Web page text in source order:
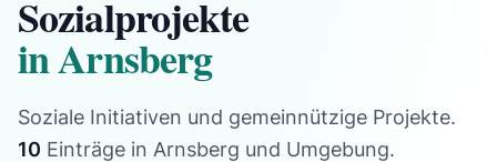
Sozialprojekte
in Arnsberg
Soziale Initiativen und gemeinnützige Projekte.
10 Einträge in Arnsberg und Umgebung.